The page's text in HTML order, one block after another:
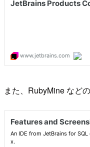
また、RubyMine など